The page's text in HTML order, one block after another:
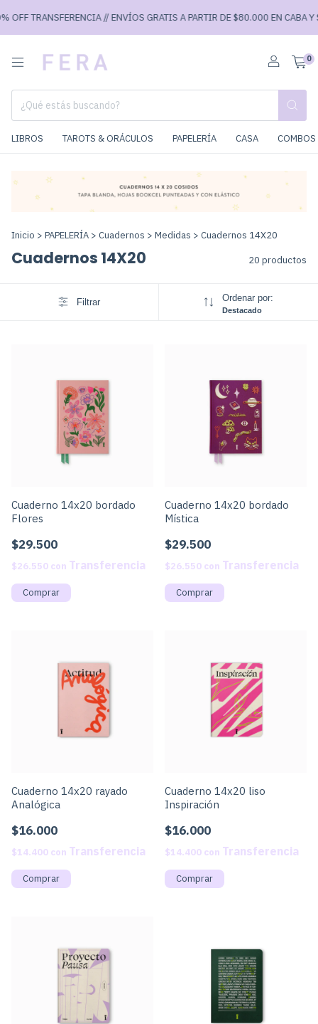
TRANSFERENCIA // ENVÍOS GRATIS A PARTIR DE $80.000 EN CABA Y
0
LIBROS TAROTS & ORÁCULOS PAPELERÍA CASA
Inicio > PAPELERÍA > Cuadernos > Medidas > Cuadernos 14X20
Cuadernos 14X20 20 productos
Filtrar Ordenar por:
Destacado
Cuaderno 14x20 bordado
Flores
$29.500
$26.550 con
Cuaderno 14x20 bordado
Mística
$29.500
$26.550 con
Cuaderno 14x20 rayado
Analógica
$16.000
$14.400 con
Cuaderno 14x20 liso
Inspiración
$16.000
$14.400 con